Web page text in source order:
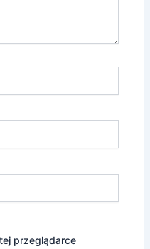
przeglądarce